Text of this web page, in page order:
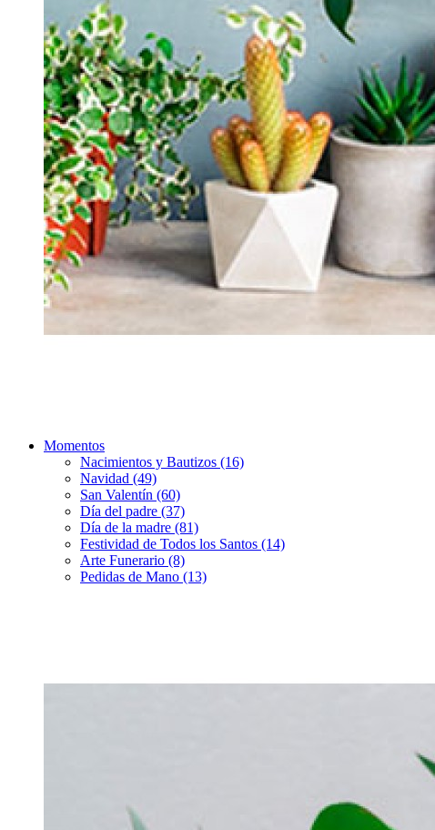
Momentos
Nacimientos y Bautizos (16)
Navidad (49)
San Valentín (60)
Día del padre (37)
Día de la madre (81)
Festividad de Todos los Santos (14)
Arte Funerario (8)
Pedidas de Mano (13)